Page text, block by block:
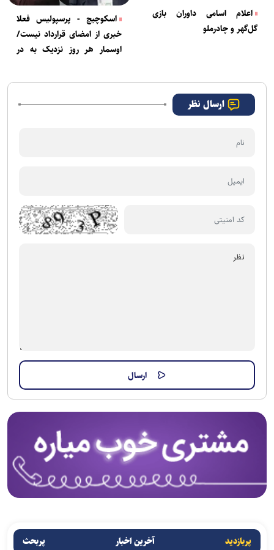
اعلام اسامی داوران بازی
گل‌گهر و چادرملو
اسکوچیچ - پرسپولیس فعلا
خبری از امضای قرارداد نیست/
اوسمار هر روز نزدیک به در
ارسال نظر
پربازدید آخرین اخبار پربحث